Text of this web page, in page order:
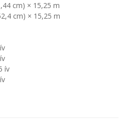
cm) × 15,25 m
cm) × 15,25 m
ív